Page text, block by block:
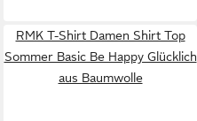
RMK T-Shirt Damen Shirt Top
Sommer Basic Be Happy Glücklich
aus Baumwolle